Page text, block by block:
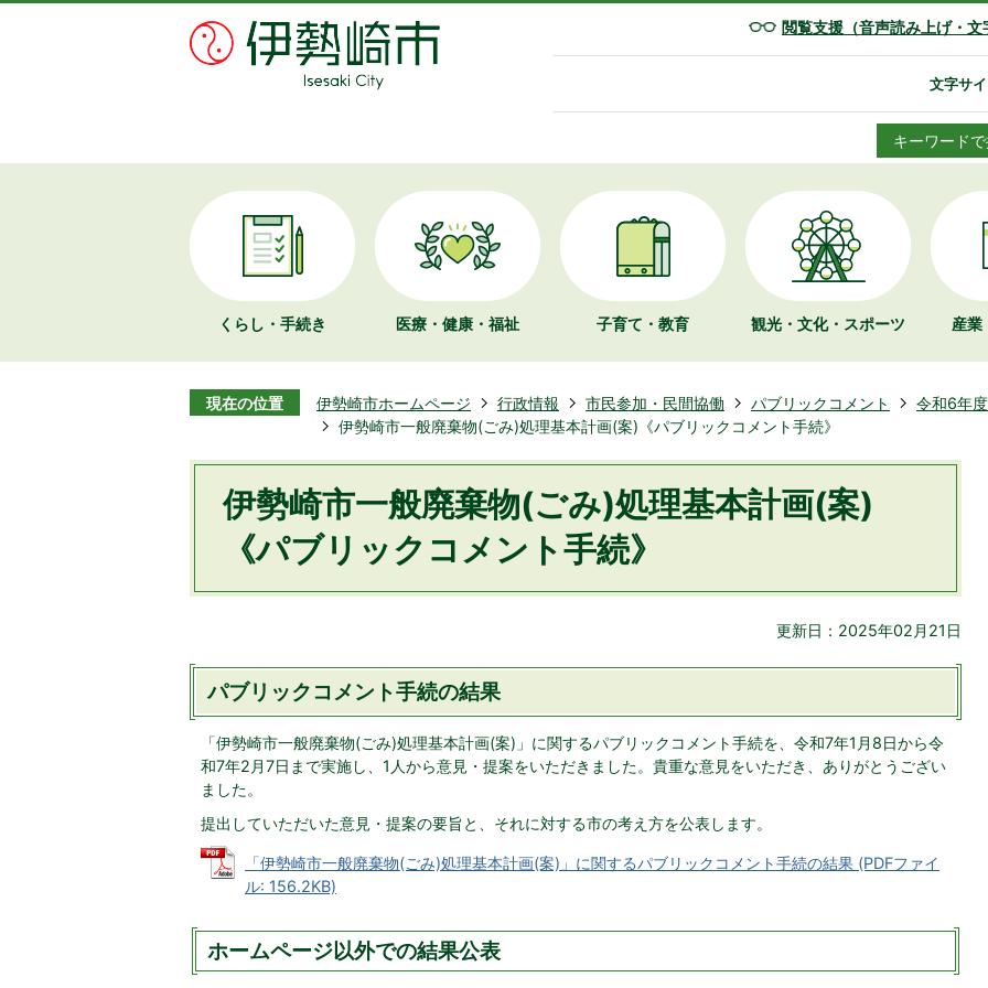
閲覧支援（音声読み上げ・
文字サ
キーワード
くらし・手続き 医療・健康・福祉 子育て・教育 観光・文化・ スポーツ 産業
現在の位置 伊勢崎市ホームページ 行政情報 市民参加・民間協働 パブリックコメント
令和6年
伊勢崎市一般廃棄物(ごみ)処理基本計画(案)《パブリックコメント手続》
伊勢崎市一般廃棄物(ごみ)処理基本計画(案)
《パブリックコメント手続》
更新日：2025年02月21日
パブリックコメント手続の結果
「伊勢崎市一般廃棄物(ごみ)処理基本計画(案)」に関するパブリックコメント手続を、令和7年1月8日から令
和7年2月7日まで実施し、1人から意見・提案をいただきました。貴重な意見をいただき、ありがとうござい
ました。
提出していただいた意見・提案の要旨と、それに対する市の考え方を公表します。
「伊勢崎市一般廃棄物(ごみ)処理基本計画(案)」に関するパブリックコメント手続の結果 (PDFファイ
ル: 156.2KB)
ホームページ以外での結果公表